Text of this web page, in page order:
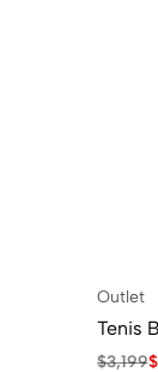
Outlet
Tenis
$3,199$